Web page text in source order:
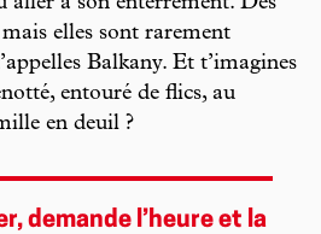
elles sont rarement
Balkany. Et t’imagines
entouré de flics, au
en deuil ?
demande l’heure et la